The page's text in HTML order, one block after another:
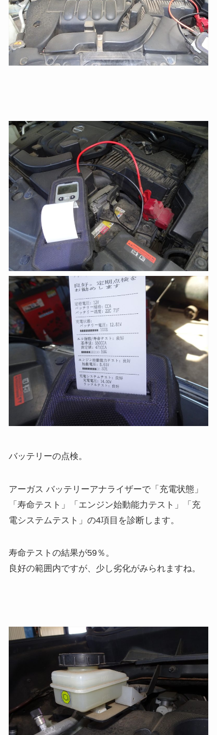
バッテリーの点検。
アーガス バッテリーアナライザーで「充電状態」
「寿命テスト」「エンジン始動能力テスト」「充
電システムテスト」の4項目を診断します。
寿命テストの結果が59％。
良好の範囲内ですが、少し劣化がみられますね。